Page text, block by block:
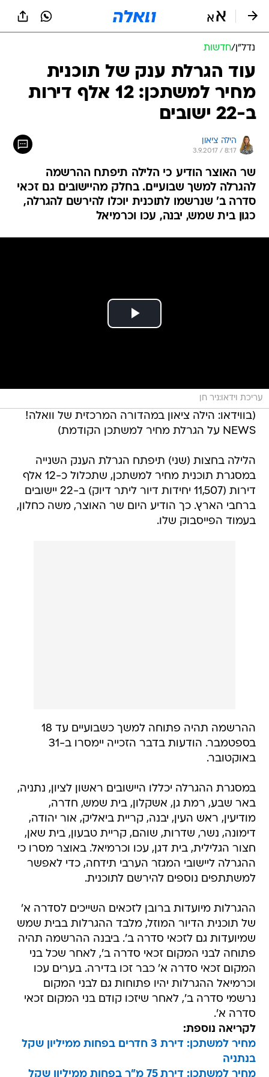
נדל״ן/חדשות
עוד הגרלת ענק של תוכנית
מחיר למשתכן: 12 אלף דירות
ב-22 ישובים
הילה ציאון
3.9.2017 / 8:17
שר האוצר הודיע כי הלילה תיפתח ההרשמה
להגרלה למשך שבועיים. בחלק מהיישובים גם זכאי
סדרה ב' שנרשמו לתוכנית יוכלו להירשם להגרלה,
כגון בית שמש, יבנה, עכו וכרמיאל
עריכת וידאו:ניר חן
(בווידאו: הילה ציאון במהדורה המרכזית של וואלה!
NEWS על הגרלת מחיר למשתכן הקודמת)
הלילה בחצות (שני) תיפתח הגרלת הענק השנייה
במסגרת תוכנית מחיר למשתכן, שתכלול כ-12 אלף
דירות (11,507 יחידות דיור ליתר דיוק) ב-22 יישובים
ברחבי הארץ. כך הודיע היום שר האוצר, משה כחלון,
בעמוד הפייסבוק שלו.
ההרשמה תהיה פתוחה למשך כשבועיים עד 18
בספטמבר. הודעות בדבר הזכייה יימסרו ב-31
באוקטובר.
במסגרת ההגרלה יכללו היישובים ראשון לציון, נתניה,
באר שבע, רמת גן, אשקלון, בית שמש, חדרה,
מודיעין, ראש העין, יבנה, קריית ביאליק, אור יהודה,
דימונה, נשר, שדרות, שוהם, קריית טבעון, בית שאן,
חצור הגלילית, בית דגן, עכו וכרמיאל. באוצר מסרו כי
ההגרלה ליישובי המגזר הערבי תידחה, כדי לאפשר
למשתתפים נוספים להירשם לתוכנית.
ההגרלות מיועדות ברובן לזכאים השייכים לסדרה א'
של תוכנית הדיור המוזל, מלבד ההגרלות בבית שמש
שמיועדות גם לזכאי סדרה ב'. ביבנה ההרשמה תהיה
פתוחה לבני המקום זכאי סדרה ב', לאחר שכל בני
המקום זכאי סדרה א' כבר זכו בדירה. בערים עכו
וכרמיאל ההגרלות יהיו פתוחות גם לבני המקום
נרשמי סדרה ב', לאחר שיזכו קודם בני המקום זכאי
סדרה א'.
לקריאה נוספת:
מחיר למשתכן: דירת 3 חדרים בפחות ממיליון שקל
בנתניה
מחיר למשתכן: דירת 75 מ"ר בפחות ממיליון שקל